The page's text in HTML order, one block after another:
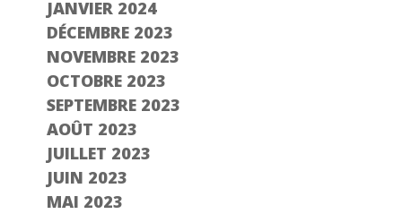
JANVIER 2024
DÉCEMBRE 2023
NOVEMBRE 2023
OCTOBRE 2023
SEPTEMBRE 2023
AOÛT 2023
JUILLET 2023
JUIN 2023
MAI 2023